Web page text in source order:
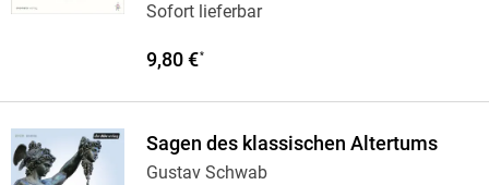
Sofort lieferbar
9,80 €*
Sagen des klassischen Altertums
Gustav Schwab